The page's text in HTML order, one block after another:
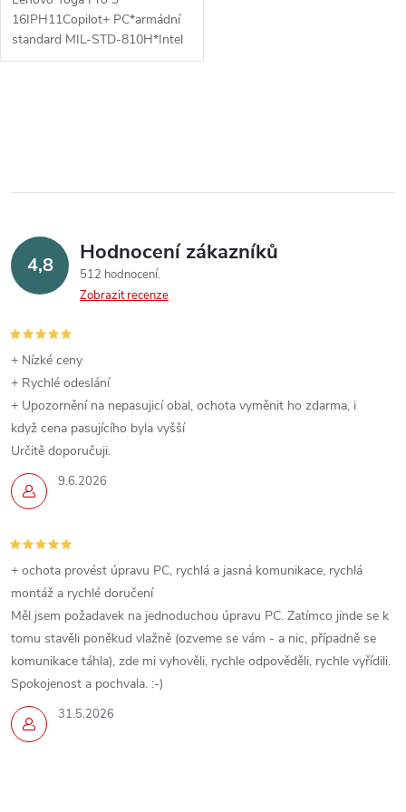
16IPH11Copilot+ PC*armádní
standard MIL-STD-810H*Intel
Evo™*Lenovo® AI
l
d
a
c
í
p
r
v
k
y
v
ý
p
i
s
4,8 Hodnocení zákazníků
512 hodnocení
Zobrazit recenze
9.6.2026
+ Nízké ceny
+ Rychlé odeslání
+ Upozornění na nepasujicí obal, ochota vyměnit ho zdarma, i
když cena pasujícího byla vyšší
Určitě doporučuji.
31.5.2026
+ ochota provést úpravu PC, rychlá a jasná komunikace, rychlá
montáž a rychlé doručení
Měl jsem požadavek na jednoduchou úpravu PC. Zatímco jinde se k
tomu stavěli poněkud vlažně (ozveme se vám - a nic, případně se
komunikace táhla), zde mi vyhověli, rychle odpověděli, rychle vyřídili.
Spokojenost a pochvala. :-)